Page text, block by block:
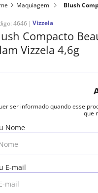
Maquiagem Blush
: 4646 Vizzela
Compacto
Vizzela 4,6g